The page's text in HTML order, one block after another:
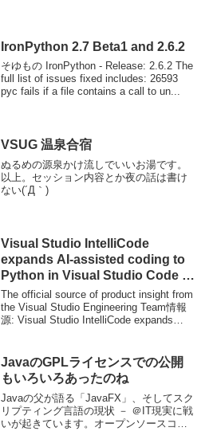
IronPython 2.7 Beta1 and 2.6.2
そゆもの IronPython - Release: 2.6.2 The
full list of issues fixed includes: 26593
pyc fails if a file contains a call to un...
VSUG 温泉合宿
ぬるめの源泉かけ流しでいいお湯です。
以上。セッション内容とか夜の話は書け
ない(´Д｀)
Visual Studio IntelliCode
expands AI-assisted coding to
Python in Visual Studio Code |
The Visual Studio Blog
The official source of product insight from
the Visual Studio Engineering Team情報
源: Visual Studio IntelliCode expands
JavaのGPLライセンスでの公開
もいろいろあったのね
Javaの父が語る「JavaFX」、そしてスク
リプティング言語の現状 － ＠IT現実に戦
いが起きています。オープンソースコミ